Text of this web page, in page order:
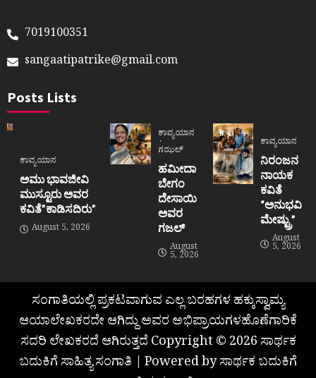
7019100351
sangaatipatrike@gmail.com
Posts Lists
ಕಾವ್ಯಯಾನ
ಅಮು ಭಾವಜೀವಿ
ಮುಸ್ಟೂರು ಅವರ
ಕವಿತೆ”ಕಾಡಿಸದಿರು”
August 5, 2026
ಕಾವ್ಯಯಾನ
ಗಝಲ್
ಹಮೀದಾ
ಬೇಗಂ
ದೇಸಾಯಿ
ಅವರ
ಗಜಲ್
August
5, 2026
ಕಾವ್ಯಯಾನ
ನಿರಂಜನ
ನಾಯಕ
ಕವಿತೆ
“ಅನುಭವಿ
ಮೇಷ್ಟ್ರು”
August
5, 2026
ಸಂಗಾತಿಯಲ್ಲಿ ಪ್ರಕಟವಾಗುವ ಎಲ್ಲ ಬರಹಗಳ ಹಕ್ಕುಸ್ವಾಮ್ಯ
ಆಯಾಲೇಖಕರದೇ ಆಗಿದ್ದು ಅವರ ಅಭಿಪ್ರಾಯಗಳಹೊಣೆಗಾರಿಕೆ
ಸದರಿ ಲೇಖಕರದೆ ಆಗಿರುತ್ತದೆ Copyright © 2026 ಸಾರ್ಥಕ
ಬದುಕಿಗೆ ಸಾಹಿತ್ಯ ಸಂಗಾತಿ | Powered by ಸಾರ್ಥಕ ಬದುಕಿಗೆ